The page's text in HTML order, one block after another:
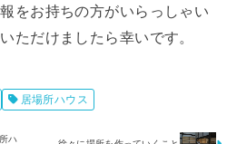
をお持ちの方がいらっしゃい
ただけましたら幸いです。
居場所ハウス
ハ